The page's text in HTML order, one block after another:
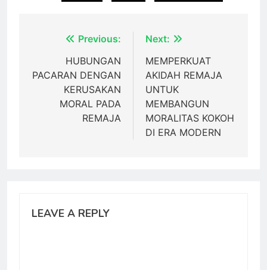
navigation
Previous:
HUBUNGAN
PACARAN DENGAN
KERUSAKAN
MORAL PADA
REMAJA
Next:
MEMPERKUAT
AKIDAH REMAJA
UNTUK
MEMBANGUN
MORALITAS KOKOH
DI ERA MODERN
LEAVE A REPLY